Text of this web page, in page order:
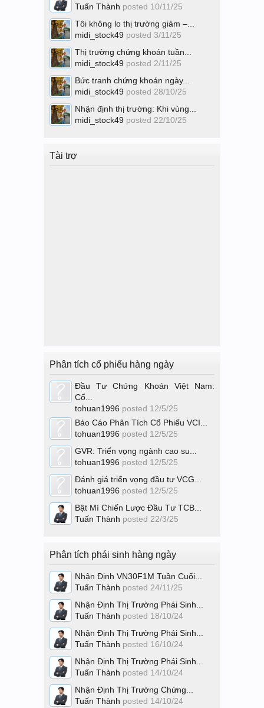
Tuấn Thành posted 10/11/25
Tôi không lo thị trường giảm –...
midi_stock49 posted 3/11/25
Thị trường chứng khoán tuần...
midi_stock49 posted 2/11/25
Bức tranh chứng khoán ngày...
midi_stock49 posted 28/10/25
Nhận định thị trường: Khi vùng...
midi_stock49 posted 22/10/25
Tài trợ
Phân tích cổ phiếu hàng ngày
Đầu Tư Chứng Khoán Việt Nam:
Cổ...
tohuan1996 posted 12/5/25
Báo Cáo Phân Tích Cổ Phiếu VCI...
tohuan1996 posted 12/5/25
GVR: Triển vọng ngành cao su...
tohuan1996 posted 12/5/25
Đánh giá triển vọng đầu tư VCG...
tohuan1996 posted 12/5/25
Bật Mí Chiến Lược Đầu Tư TCB...
Tuấn Thành posted 22/3/25
Phân tích phái sinh hàng ngày
Nhận Định VN30F1M Tuần Cuối...
Tuấn Thành posted 24/11/25
Nhận Định Thị Trường Phái Sinh...
Tuấn Thành posted 18/10/24
Nhận Định Thị Trường Phái Sinh...
Tuấn Thành posted 16/10/24
Nhận Định Thị Trường Phái Sinh...
Tuấn Thành posted 14/10/24
Nhận Định Thị Trường Chứng...
Tuấn Thành posted 14/10/24